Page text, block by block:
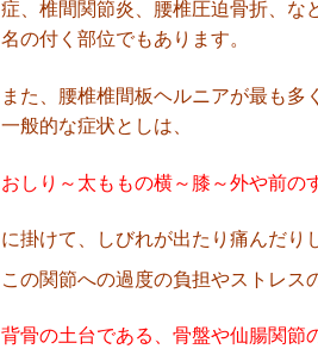
症、椎間関節炎、腰椎圧迫骨折、な
名の付く部位でもあります。
また、腰椎椎間板ヘルニアが最も多
一般的な症状としは、
おしり～太ももの横～膝～外や前の
に掛けて、しびれが出たり痛んだり
この関節への過度の負担やストレス
背骨の土台である、骨盤や仙腸関節